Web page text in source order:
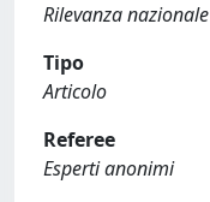
Rilevanza nazionale
Tipo
Articolo
Referee
Esperti anonimi